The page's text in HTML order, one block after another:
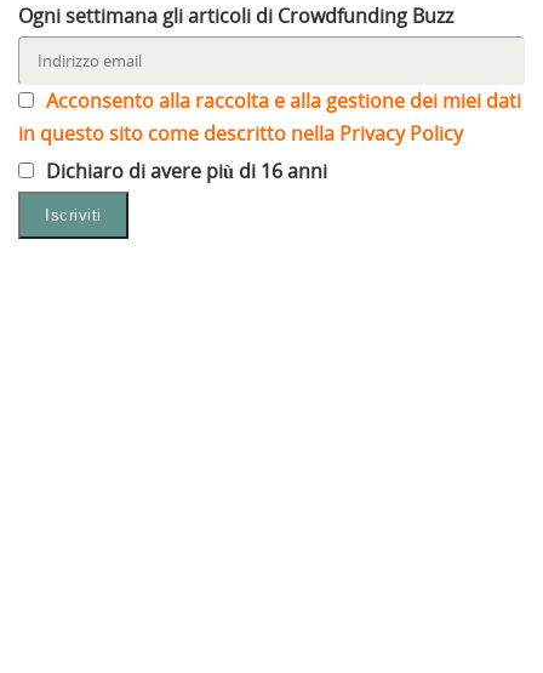
Ogni settimana gli articoli di Crowdfunding Buzz
Acconsento alla raccolta e alla gestione dei miei dati
in questo sito come descritto nella Privacy Policy
Dichiaro di avere più di 16 anni